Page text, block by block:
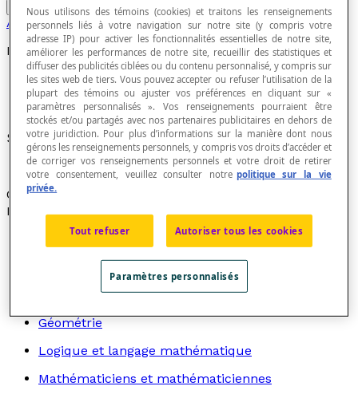
Aller
Arithmétique
Nombre mixte
Synonyme de nombre fractionnaire.
Cette expression est désuète.
Recherche par thème
Algèbre
Arithmétique
Géométrie
Logique et langage mathématique
Mathématiciens et mathématiciennes
Nous utilisons des témoins (cookies) et traitons les renseignements
personnels liés à votre navigation sur notre site (y compris votre
adresse IP) pour activer les fonctionnalités essentielles de notre site,
améliorer les performances de notre site, recueillir des statistiques et
diffuser des publicités ciblées ou du contenu personnalisé, y compris sur
les sites web de tiers. Vous pouvez accepter ou refuser l’utilisation de la
plupart des témoins ou ajuster vos préférences en cliquant sur «
paramètres personnalisés ». Vos renseignements pourraient être
stockés et/ou partagés avec nos partenaires publicitaires en dehors de
votre juridiction. Pour plus d’informations sur la manière dont nous
gérons les renseignements personnels, y compris vos droits d’accéder et
de corriger vos renseignements personnels et votre droit de retirer
votre consentement, veuillez consulter notre politique sur la vie
privée.
Tout refuser Autoriser tous les cookies
Paramètres personnalisés